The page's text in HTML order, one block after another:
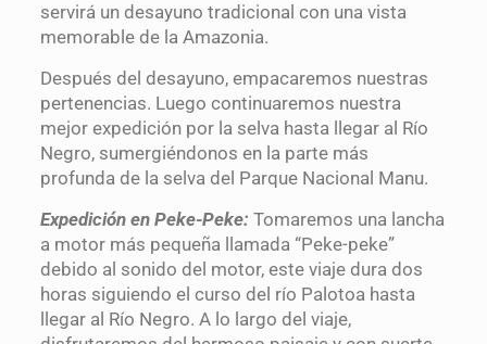
servirá un desayuno tradicional con una vista
memorable de la Amazonia.
Después del desayuno, empacaremos nuestras
pertenencias. Luego continuaremos nuestra
mejor expedición por la selva hasta llegar al Río
Negro, sumergiéndonos en la parte más
profunda de la selva del Parque Nacional Manu.
Expedición en Peke-Peke: Tomaremos una lancha
a motor más pequeña llamada “Peke-peke”
debido al sonido del motor, este viaje dura dos
horas siguiendo el curso del río Palotoa hasta
llegar al Río Negro. A lo largo del viaje,